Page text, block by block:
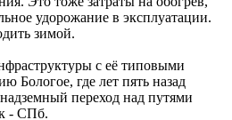
удорожание в эксплуатации.
зимой.
с её типовыми
Бологое, где лет пять назад
переход над путями
- СПб.